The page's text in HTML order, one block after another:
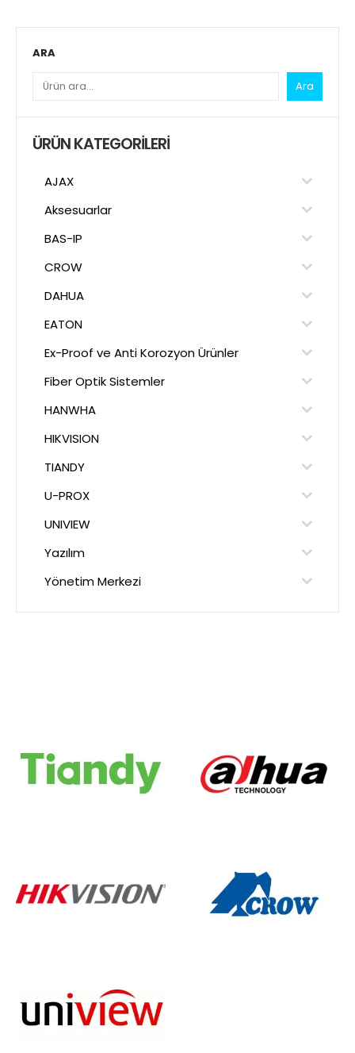
ARA
Ara
ÜRÜN KATEGORILERI
AJAX
Aksesuarlar
BAS-IP
CROW
DAHUA
EATON
Ex-Proof ve Anti Korozyon Ürünler
Fiber Optik Sistemler
HANWHA
HIKVISION
TIANDY
U-PROX
UNIVIEW
Yazılım
Yönetim Merkezi